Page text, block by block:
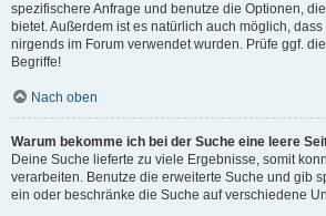
spezifischere Anfrage und benutze die Optionen,
bietet. Außerdem ist es natürlich auch möglich,
nirgends im Forum verwendet wurden. Prüfe ggf.
Begriffe!
Nach oben
Warum bekomme ich bei der Suche eine leere
Deine Suche lieferte zu viele Ergebnisse, somit
verarbeiten. Benutze die erweiterte Suche und gib
ein oder beschränke die Suche auf verschiedene